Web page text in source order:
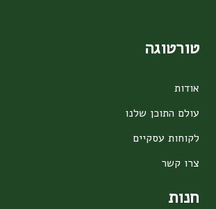
טורטוגה
אודות
עולם התוכן שלנו
לקוחות עסקיים
צרו קשר
חנות